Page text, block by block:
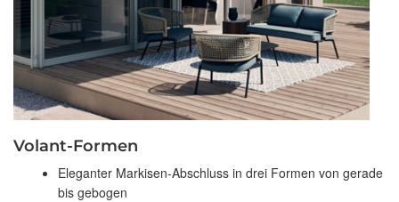
Volant-Formen
Eleganter Markisen-Abschluss in drei Formen von gerade
bis gebogen